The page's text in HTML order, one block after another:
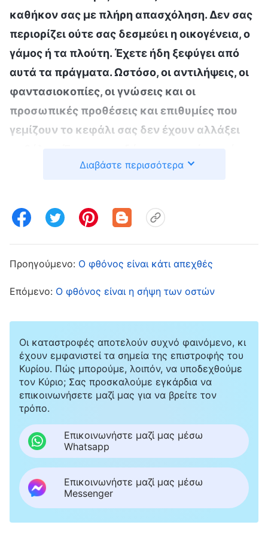
καθήκον σας με πλήρη απασχόληση. Δεν σας
περιορίζει ούτε σας δεσμεύει η οικογένεια, ο
γάμος ή τα πλούτη. Έχετε ήδη ξεφύγει από
αυτά τα πράγματα. Ωστόσο, οι αντιλήψεις, οι
φαντασιοκοπίες, οι γνώσεις και οι
προσωπικές προθέσεις και επιθυμίες που
γεμίζουν το κεφάλι σας δεν έχουν αλλάξει
τη θέση ή μια ευκαιρία να λάμψετε —όταν για
σχεδιάζει να καλλιεργήσει κάποιους
ταλαντούχους ανθρώπους— η καρδιά όλων
σας σκιρτά από προσμονή, και συνέχεια όλοι
σας θέλετε να γίνετε διάσημοι και να βγείτε
αλλά αν δεν το κάνετε, θα νιώθατε άσχημα.
Όποτε βλέπετε κάποιον να ξεχωρίζει,
νιώθετε φθόνο και μίσος, διαμαρτύρεστε και
το θεωρείτε άδικο: “Γιατί δεν μπορώ κι εγώ
να ξεχωρίσω; Γιατί βρίσκονται πάντα άλλοι
άνθρωποι στο προσκήνιο; Γιατί δεν έρχεται
ποτέ η δικιά μου η σειρά;” Κι έπειτα,
αισθάνεστε πικρία, προσπαθείτε να την
καταπνίξετε, αλλά δεν μπορείτε.
Προσεύχεστε στον Θεό και για λίγο
Διαβάστε περισσότερα
Προηγούμενο: Ο φθόνος είναι κάτι απεχθές
Επόμενο: Ο φθόνος είναι η σήψη των οστών
Οι καταστροφές αποτελούν συχνό φαινόμενο, κι
έχουν εμφανιστεί τα σημεία της επιστροφής του
Κυρίου. Πώς μπορούμε, λοιπόν, να υποδεχθούμε
τον Κύριο; Σας προσκαλούμε εγκάρδια να
επικοινωνήσετε μαζί μας για να βρείτε τον
τρόπο.
Επικοινωνήστε μαζί μας μέσω
Whatsapp
Επικοινωνήστε μαζί μας μέσω
Messenger